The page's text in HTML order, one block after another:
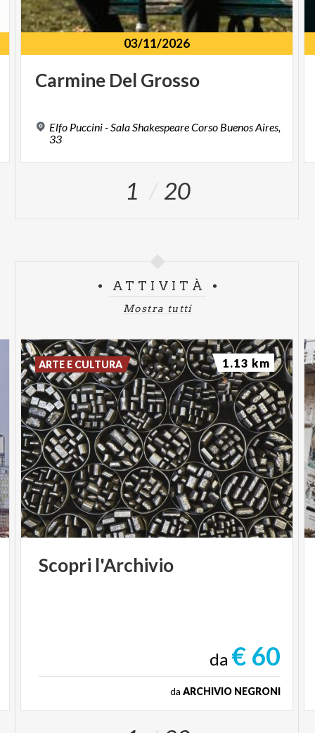
03/11/2026
Carmine Del Grosso
Elfo Puccini - Sala Shakespeare Corso Buenos Aires,
33
1 20
ATTIVITÀ
Mostra tutti
Scopri l'Archivio
da € 60
da ARCHIVIO NEGRONI
ARTE E CULTURA 1.13 km